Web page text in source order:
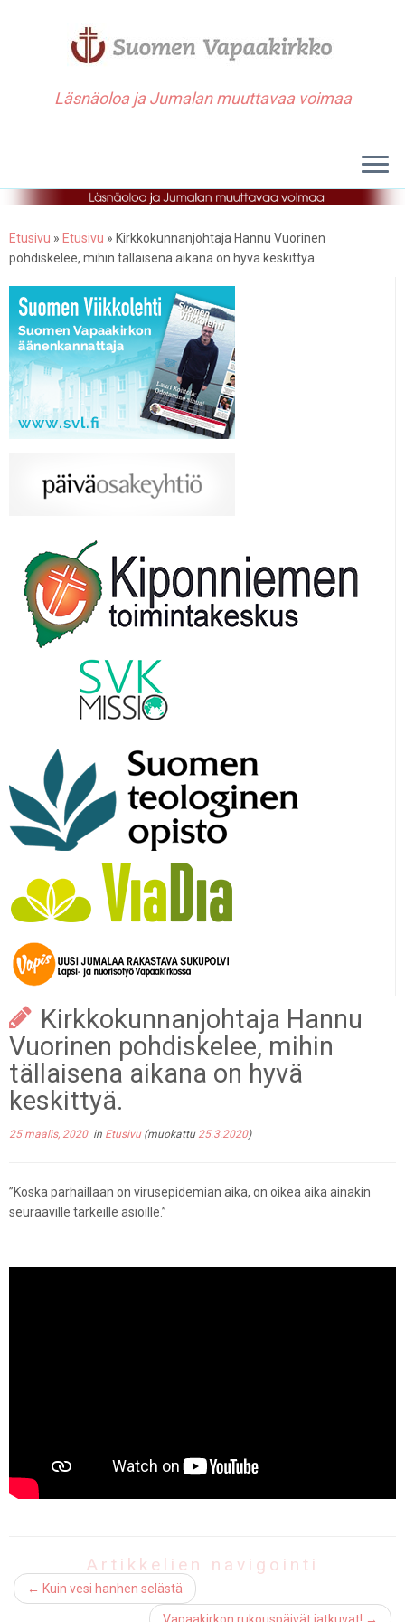
Läsnäoloa ja Jumalan muuttavaa voimaa
Etusivu » Etusivu » Kirkkokunnanjohtaja Hannu Vuorinen
pohdiskelee, mihin tällaisena aikana on hyvä keskittyä.
Kirkkokunnanjohtaja Hannu
Vuorinen pohdiskelee, mihin
tällaisena aikana on hyvä
keskittyä.
25 maalis, 2020in Etusivu (muokattu 25.3.2020)
”Koska parhaillaan on virusepidemian aika, on oikea aika ainakin
seuraaville tärkeille asioille.”
Artikkelien navigointi
← Kuin vesi hanhen selästä
Vapaakirkon rukouspäivät jatkuvat! →